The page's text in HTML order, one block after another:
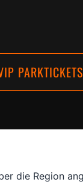
PARKTICKETS
die Region